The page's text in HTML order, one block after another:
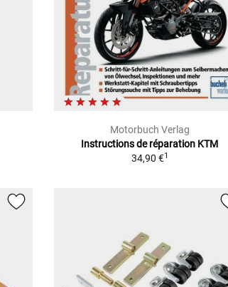
Motorbuch Verlag
Instructions de réparation KTM
34,90 €1